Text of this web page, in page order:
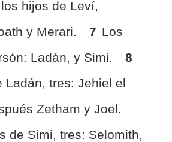
hijos de Leví,
y Merari.
7 Los
Ladán, y Simi.
8
Ladán, tres: Jehiel el
Zetham y Joel.
de Simi, tres: Selomith,